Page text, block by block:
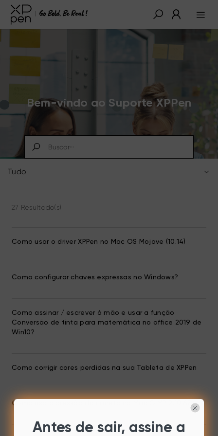
Bem-vindo ao Suporte XPPen
Tudo
27 Resultado(s)
Como usar o driver XPPen no Mac OS Mojave (10.14)
Como configurar chaves expressas no Windows?
Como assinar / escrever à mão e usar a função
Conversão de tinta para matemática no office 2019 de
Win10?
Como corrigir cores perdidas na sua Tableta de XPPen
Como uso a pressão da caneta no Mac GIMP 2.10.6?
Antes de sair, assine a